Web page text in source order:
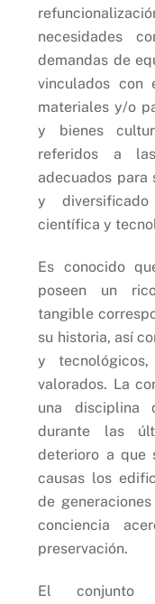
necesidades
demandas de
vinculados con
materiales y/o
y bienes
referidos a
adecuados para
y
científica y
Es conocido
poseen un
tangible
su historia, así
y
valorados. La
una disciplina
durante las
deterioro a que
causas los
de
conciencia
preservación.
El conjunto